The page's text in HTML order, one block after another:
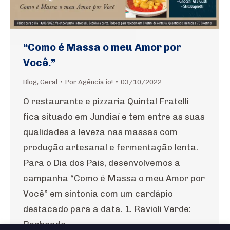
“Como é Massa o meu Amor por
Você.”
Blog, Geral Por Agência io! 03/10/2022
O restaurante e pizzaria Quintal Fratelli
fica situado em Jundiaí e tem entre as suas
qualidades a leveza nas massas com
produção artesanal e fermentação lenta.
Para o Dia dos Pais, desenvolvemos a
campanha “Como é Massa o meu Amor por
Você” em sintonia com um cardápio
destacado para a data. 1. Ravioli Verde:
Recheado…